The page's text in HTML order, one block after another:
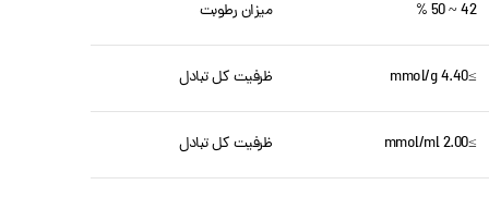
42 ~ 50 % میزان رطوبت
≥4.40 mmol/g ظرفیت کل تبادل
≥2.00 mmol/ml ظرفیت کل تبادل